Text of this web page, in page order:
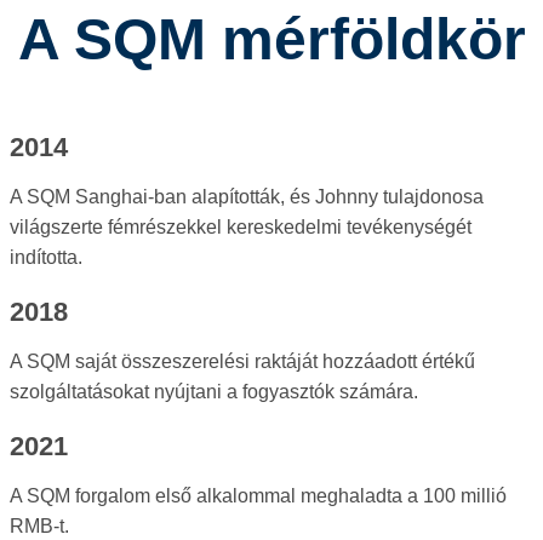
A SQM mérföldkör
2014
A SQM Sanghai-ban alapították, és Johnny tulajdonosa
világszerte fémrészekkel kereskedelmi tevékenységét
indította.
2018
A SQM saját összeszerelési raktáját hozzáadott értékű
szolgáltatásokat nyújtani a fogyasztók számára.
2021
A SQM forgalom első alkalommal meghaladta a 100 millió
RMB-t.